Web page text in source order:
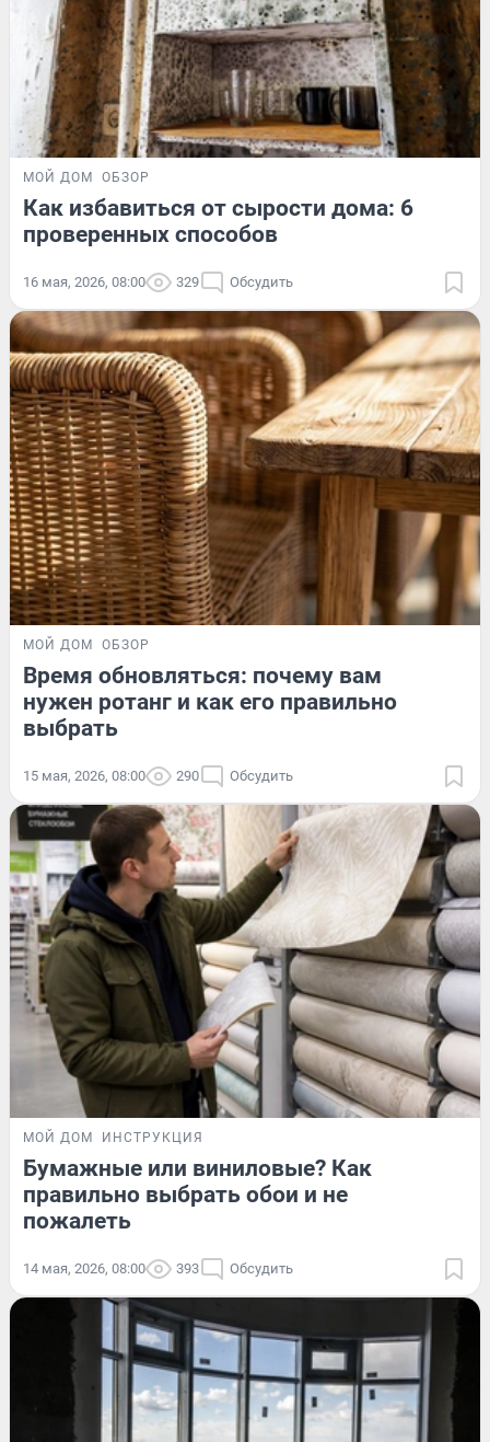
МОЙ ДОМ ОБЗОР
Как избавиться от сырости дома: 6
проверенных способов
16 мая, 2026, 08:00 329 Обсудить
МОЙ ДОМ ОБЗОР
Время обновляться: почему вам
нужен ротанг и как его правильно
выбрать
15 мая, 2026, 08:00 290 Обсудить
МОЙ ДОМ ИНСТРУКЦИЯ
Бумажные или виниловые? Как
правильно выбрать обои и не
пожалеть
14 мая, 2026, 08:00 393 Обсудить